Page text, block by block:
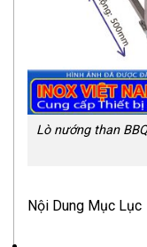
Lò nướng than
Nội Dung Mục Lục